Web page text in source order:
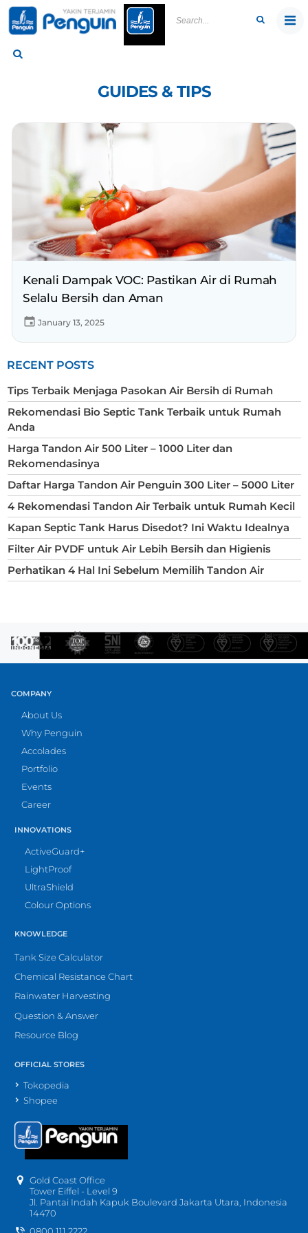
Skip
content
GUIDES & TIPS
Kenali Dampak VOC: Pastikan Air di Rumah
Selalu Bersih dan Aman
January 13, 2025
RECENT POSTS
Tips Terbaik Menjaga Pasokan Air Bersih di Rumah
Rekomendasi Bio Septic Tank Terbaik untuk Rumah
Anda
Harga Tandon Air 500 Liter – 1000 Liter dan
Rekomendasinya
Daftar Harga Tandon Air Penguin 300 Liter – 5000 Liter
4 Rekomendasi Tandon Air Terbaik untuk Rumah Kecil
Kapan Septic Tank Harus Disedot? Ini Waktu Idealnya
Filter Air PVDF untuk Air Lebih Bersih dan Higienis
Perhatikan 4 Hal Ini Sebelum Memilih Tandon Air
COMPANY
About Us
Why Penguin
Accolades
Portfolio
Events
Career
INNOVATIONS
ActiveGuard+
LightProof
UltraShield
Colour Options
KNOWLEDGE
Tank Size Calculator
Chemical Resistance Chart
Rainwater Harvesting
Question & Answer
Resource Blog
OFFICIAL STORES
Tokopedia
Shopee
Gold Coast Office
Tower Eiffel - Level 9
Jl. Pantai Indah Kapuk Boulevard Jakarta Utara, Indonesia
14470